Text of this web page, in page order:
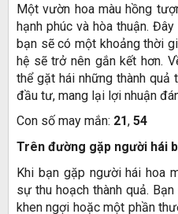
Một vườn hoa màu hồng
hạnh phúc và hòa thuận.
bạn sẽ có một khoảng thời
hệ sẽ trở nên gắn kết hơn.
thể gặt hái những thành quả
đầu tư, mang lại lợi nhuận
Con số may mắn: 21, 54
Trên đường gặp người hái
Khi bạn gặp người hái hoa
sự thu hoạch thành quả.
khen ngợi hoặc một phần